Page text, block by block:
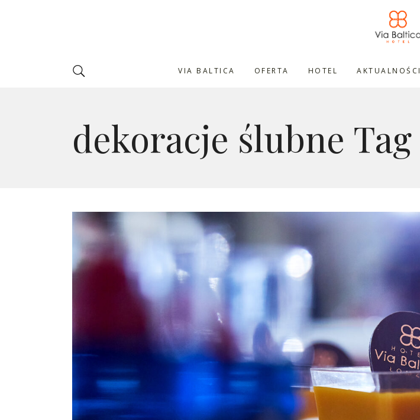
VIA BALTICA OFERTA HOTEL AKTUALNOŚCI
dekoracje ślubne Tag